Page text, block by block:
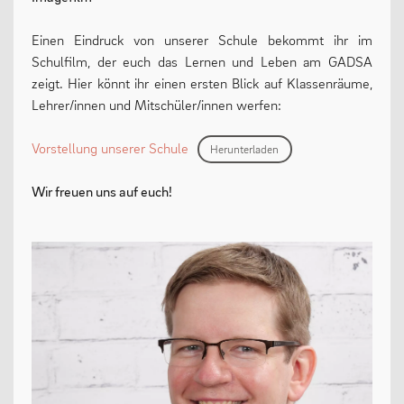
Einen Eindruck von unserer Schule bekommt ihr im
Schulfilm, der euch das Lernen und Leben am GADSA
zeigt. Hier könnt ihr einen ersten Blick auf Klassenräume,
Lehrer/innen und Mitschüler/innen werfen:
Vorstellung unserer Schule Herunterladen
Wir freuen uns auf euch!